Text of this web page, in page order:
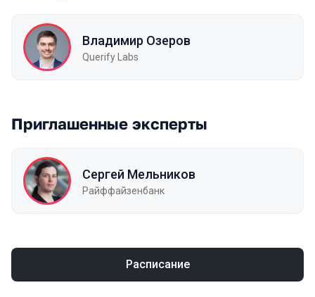
Владимир Озеров
Querify Labs
Приглашенные эксперты
Сергей Мельников
Райффайзенбанк
Расписание